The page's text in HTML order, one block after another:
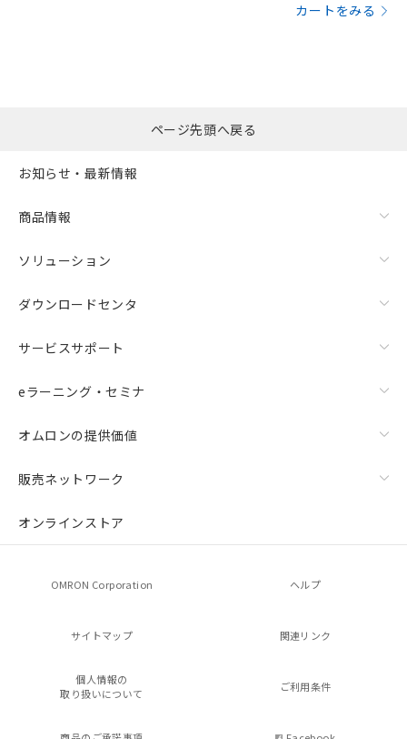
カートをみる
ページ先頭へ戻る
お知らせ・最新情報
商品情報
ソリューション
ダウンロードセンタ
サービスサポート
eラーニング・セミナ
オムロンの提供価値
販売ネットワーク
オンラインストア
OMRON Corporation ヘルプ
サイトマップ 関連リンク
個人情報の
取り扱いについて
ご利用条件